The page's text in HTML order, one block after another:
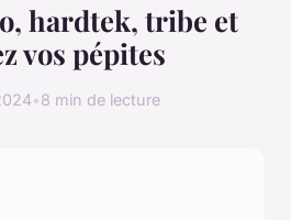
hardtek, tribe et
vos pépites
•8 min de lecture